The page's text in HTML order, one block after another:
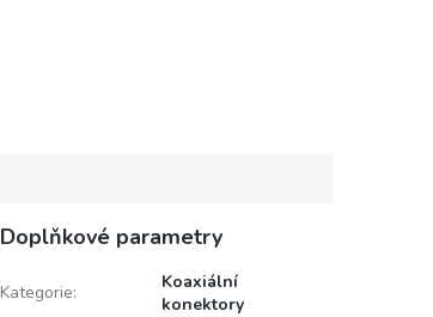
Doplňkové parametry
Kategorie:
Koaxiální
konektory